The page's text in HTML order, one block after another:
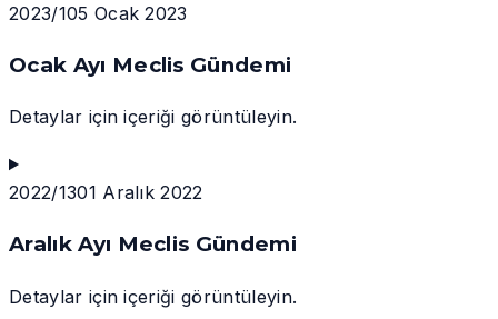
2023/105 Ocak 2023
Ocak Ayı Meclis Gündemi
Detaylar için içeriği görüntüleyin.
2022/1301 Aralık 2022
Aralık Ayı Meclis Gündemi
Detaylar için içeriği görüntüleyin.